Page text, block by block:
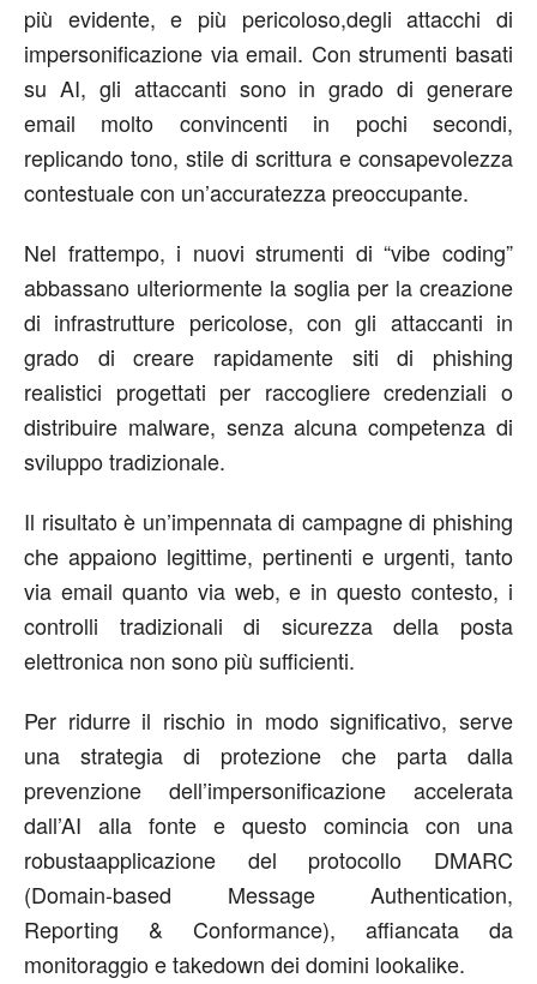
più evidente, e più pericoloso,degli attacchi di
impersonificazione via email. Con strumenti basati
su AI, gli attaccanti sono in grado di generare
email molto convincenti in pochi secondi,
replicando tono, stile di scrittura e consapevolezza
contestuale con un’accuratezza preoccupante.
Nel frattempo, i nuovi strumenti di “vibe coding”
abbassano ulteriormente la soglia per la creazione
di infrastrutture pericolose, con gli attaccanti in
grado di creare rapidamente siti di phishing
realistici progettati per raccogliere credenziali o
distribuire malware, senza alcuna competenza di
sviluppo tradizionale.
Il risultato è un’impennata di campagne di phishing
che appaiono legittime, pertinenti e urgenti, tanto
via email quanto via web, e in questo contesto, i
controlli tradizionali di sicurezza della posta
elettronica non sono più sufficienti.
Per ridurre il rischio in modo significativo, serve
una strategia di protezione che parta dalla
prevenzione dell’impersonificazione accelerata
dall’AI alla fonte e questo comincia con una
robustaapplicazione del protocollo DMARC
(Domain-based Message Authentication,
Reporting & Conformance), affiancata da
monitoraggio e takedown dei domini lookalike.